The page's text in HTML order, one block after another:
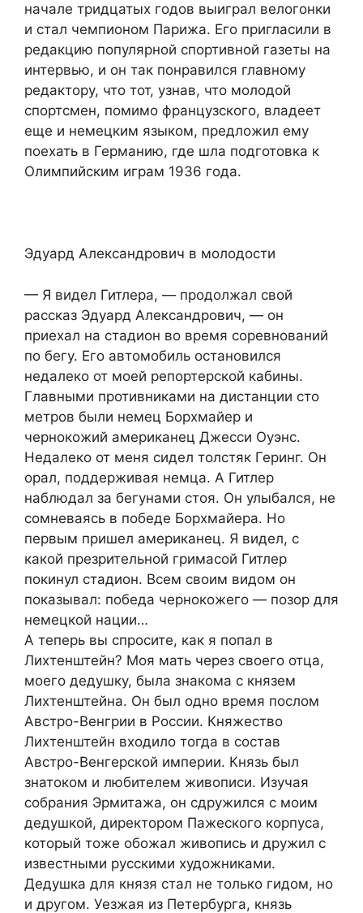
начале тридцатых годов выиграл велогонки
и стал чемпионом Парижа. Его пригласили в
редакцию популярной спортивной газеты на
интервью, и он так понравился главному
редактору, что тот, узнав, что молодой
спортсмен, помимо французского, владеет
еще и немецким языком, предложил ему
поехать в Германию, где шла подготовка к
Олимпийским играм 1936 года.
Эдуард Александрович в молодости
— Я видел Гитлера, — продолжал свой
рассказ Эдуард Александрович, — он
приехал на стадион во время соревнований
по бегу. Его автомобиль остановился
недалеко от моей репортерской кабины.
Главными противниками на дистанции сто
метров были немец Борхмайер и
чернокожий американец Джесси Оуэнс.
Недалеко от меня сидел толстяк Геринг. Он
орал, поддерживая немца. А Гитлер
наблюдал за бегунами стоя. Он улыбался, не
сомневаясь в победе Борхмайера. Но
первым пришел американец. Я видел, с
какой презрительной гримасой Гитлер
покинул стадион. Всем своим видом он
показывал: победа чернокожего — позор для
немецкой нации…
А теперь вы спросите, как я попал в
Лихтенштейн? Моя мать через своего отца,
моего дедушку, была знакома с князем
Лихтенштейна. Он был одно время послом
Австро-Венгрии в России. Княжество
Лихтенштейн входило тогда в состав
Австро-Венгерской империи. Князь был
знатоком и любителем живописи. Изучая
собрания Эрмитажа, он сдружился с моим
дедушкой, директором Пажеского корпуса,
который тоже обожал живопись и дружил с
известными русскими художниками.
Дедушка для князя стал не только гидом, но
и другом. Уезжая из Петербурга, князь